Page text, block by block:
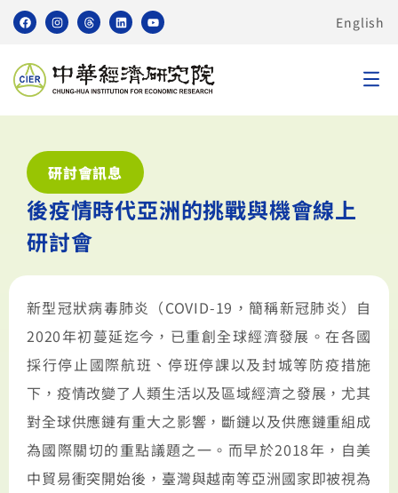
English
研討會訊息
後疫情時代亞洲的挑戰與機會線上
研討會
新型冠狀病毒肺炎（COVID-19 ，簡稱新冠肺炎）自
2020年初蔓延迄今，已重創全球經濟發展。在各國
採行停止國際航班、停班停課以及封城等防疫措施
下，疫情改變了人類生活以及區域經濟之發展，尤其
對全球供應鏈有重大之影響，斷鏈以及供應鏈重組成
為國際關切的重點議題之一。而早於2018年，自美
中貿易衝突開始後，臺灣與越南等亞洲國家即被視為